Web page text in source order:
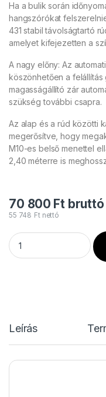
Ha a bulik során
hangszórókat
431 stabil távolságtartó
amelyet kifejezetten a
A nagy előny: Az
köszönhetően a
magasságállító zár
szükség további csapra.
Az alap és a rúd közötti
megerősítve, hogy
M10-es belső menettel
2,40 méterre is
70 800 Ftbruttó
55 748 Ftnettó
Gravity TLS P 431
Leírás